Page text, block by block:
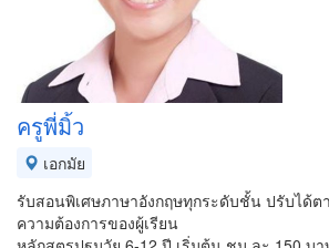
ครูพี่มิ้ว
เอกมัย
รับสอนพิเศษภาษาอังกฤษทุกระดับชั้น ปรับได้ต
ความต้องการของผู้เรียน